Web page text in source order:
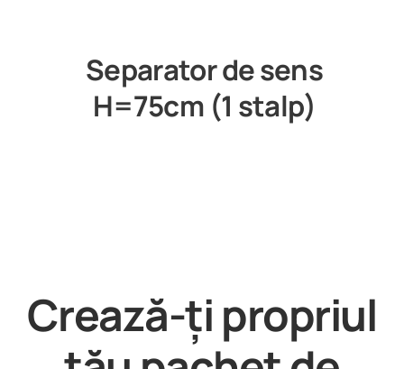
Separator de sens
H=75cm (1 stalp)
Crează-ți propriul